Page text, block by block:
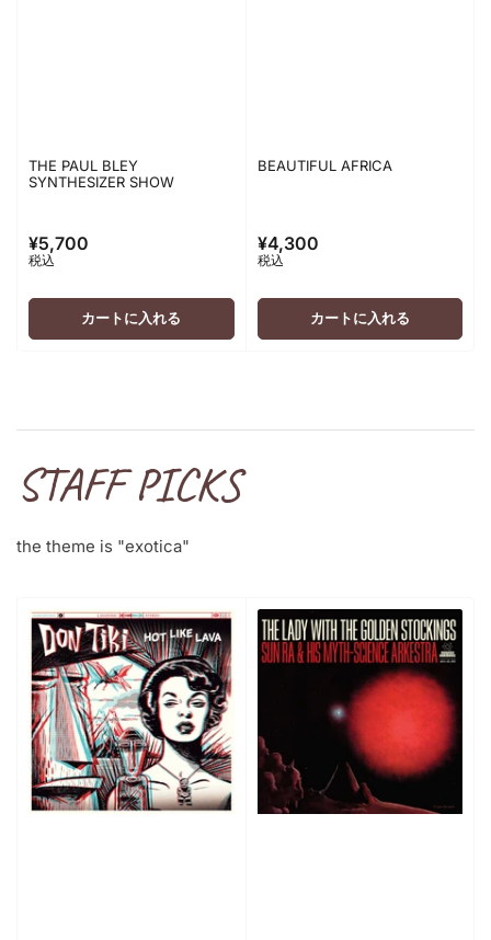
THE PAUL BLEY
SYNTHESIZER SHOW
通
常
価
¥5,700
税込
カートに入れる
BEAUTIFUL AFRICA
通
常
価
¥4,300
税込
カートに入れる
STAFF PICKS
the theme is "exotica"